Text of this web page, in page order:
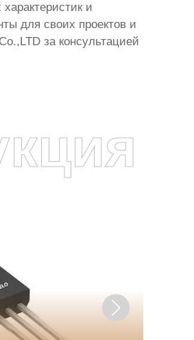
и
для своих проектов и
за консультацией